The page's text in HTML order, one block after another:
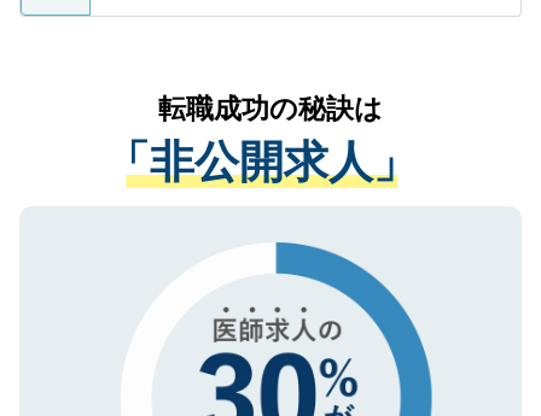
ているすべての個人データはご本人の許可
は、個人情報の取り扱いについての厳密な
管理基準を満たした事業者のみに付与され
る、プライバシーマークを取得済みです。
で、機密保持に関してもご安心ください。
かがいして、現在の医療機関の状況や紹介
経験をまじえながら、適切なアドバイスを
させていただきます。すぐにご転職をされ
ない方には、長期的なサポートが可能です
ので、まずはご登録ください。
転職成功の秘訣は
「非公開求人」